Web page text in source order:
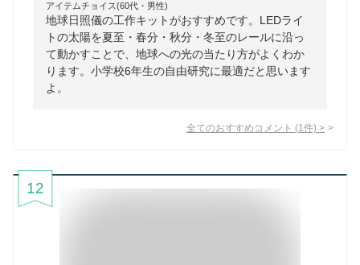
アイテムチョイス(60代・男性)
地球日照儀の工作キットがおすすめです。LEDライ
トの太陽を夏至・春分・秋分・冬至のレールに沿っ
て動かすことで、地球への光の当たり方がよくわか
ります。小学校6年生の自由研究に最適だと思います
よ。
全てのおすすめコメント (1 件) >
12